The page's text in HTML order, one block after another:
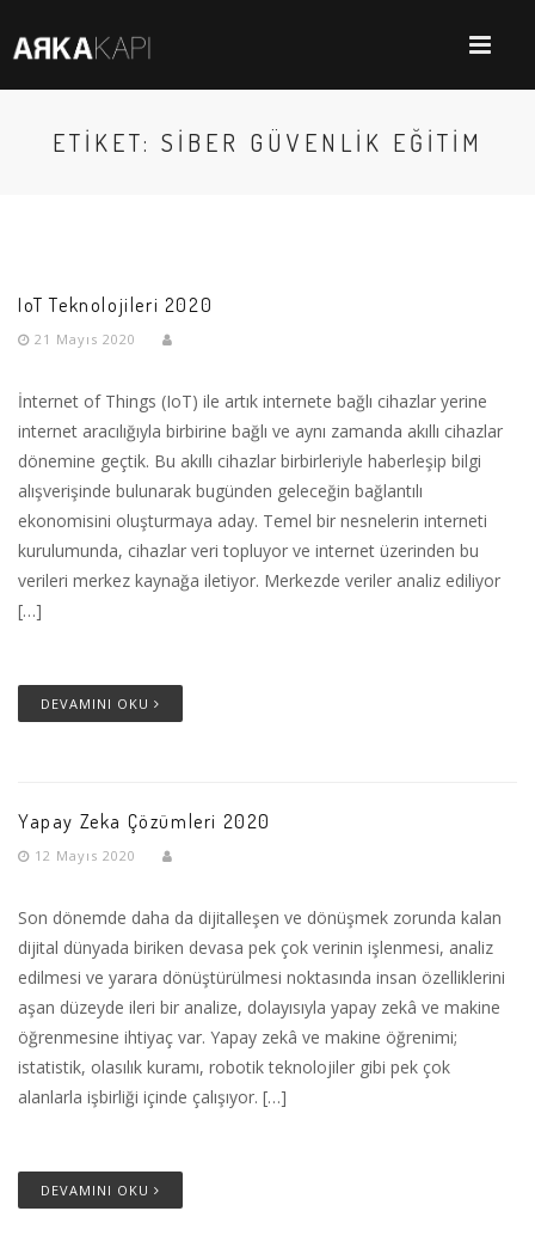
ETIKET: SIBER GÜVENLIK EĞITIM
IoT Teknolojileri 2020
21 Mayıs 2020
İnternet of Things (IoT) ile artık internete bağlı cihazlar yerine
internet aracılığıyla birbirine bağlı ve aynı zamanda akıllı cihazlar
dönemine geçtik. Bu akıllı cihazlar birbirleriyle haberleşip bilgi
alışverişinde bulunarak bugünden geleceğin bağlantılı
ekonomisini oluşturmaya aday. Temel bir nesnelerin interneti
kurulumunda, cihazlar veri topluyor ve internet üzerinden bu
verileri merkez kaynağa iletiyor. Merkezde veriler analiz ediliyor
[…]
DEVAMINI OKU
Yapay Zeka Çözümleri 2020
12 Mayıs 2020
Son dönemde daha da dijitalleşen ve dönüşmek zorunda kalan
dijital dünyada biriken devasa pek çok verinin işlenmesi, analiz
edilmesi ve yarara dönüştürülmesi noktasında insan özelliklerini
aşan düzeyde ileri bir analize, dolayısıyla yapay zekâ ve makine
öğrenmesine ihtiyaç var. Yapay zekâ ve makine öğrenimi;
istatistik, olasılık kuramı, robotik teknolojiler gibi pek çok
alanlarla işbirliği içinde çalışıyor. […]
DEVAMINI OKU